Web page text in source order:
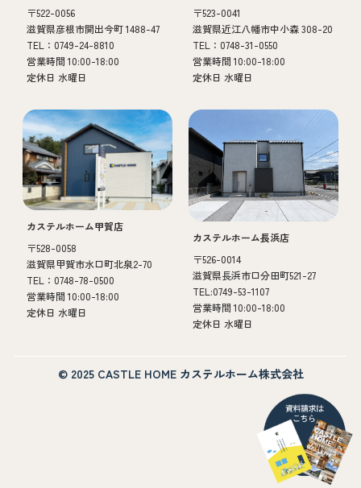
〒522-0056
滋賀県彦根市開出今町 1488-47
TEL：0749-24-8810
営業時間 10:00-18:00
定休日 水曜日
〒523-0041
滋賀県近江八幡市中小森 308-20
TEL：0748-31-0550
営業時間 10:00-18:00
定休日 水曜日
カステルホーム甲賀店
〒528-0058
滋賀県甲賀市水口町北泉2-70
TEL：0748-78-0500
営業時間 10:00-18:00
定休日 水曜日
カステルホーム長浜店
〒526-0014
滋賀県長浜市口分田町521-27
TEL:0749-53-1107
営業時間 10:00-18:00
定休日 水曜日
© 2025 CASTLE HOME カステルホーム株式会社